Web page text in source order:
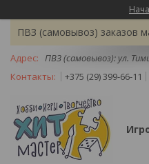
ПВЗ (самовывоз) заказов
ПВЗ (самовывоз): ул.
+375 (29) 399-66-11